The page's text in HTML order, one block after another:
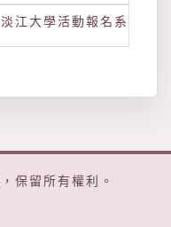
淡江大學活動報名系統連結
，保留所有權利。